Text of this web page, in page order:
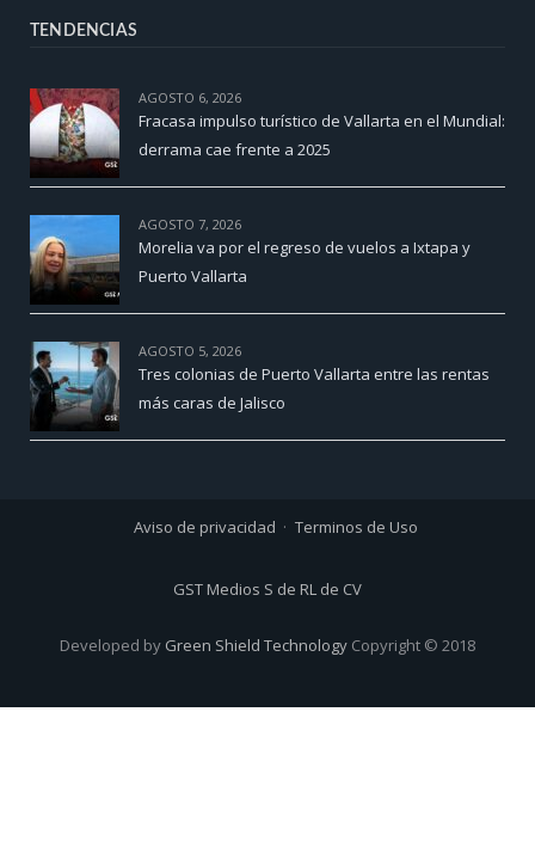
TENDENCIAS
AGOSTO 6, 2026
Fracasa impulso turístico de Vallarta en el Mundial:
derrama cae frente a 2025
AGOSTO 7, 2026
Morelia va por el regreso de vuelos a Ixtapa y
Puerto Vallarta
AGOSTO 5, 2026
Tres colonias de Puerto Vallarta entre las rentas
más caras de Jalisco
Aviso de privacidad Terminos de Uso
GST Medios S de RL de CV
Developed by Green Shield Technology Copyright © 2018